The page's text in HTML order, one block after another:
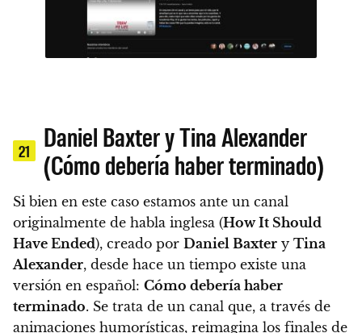
21
Daniel Baxter y Tina Alexander
(Cómo debería haber terminado)
Si bien en este caso estamos ante un canal
originalmente de habla inglesa (How It Should
Have Ended), creado por Daniel Baxter y Tina
Alexander, desde hace un tiempo existe una
versión en español: Cómo debería haber
terminado. Se trata de un canal que, a través de
animaciones humorísticas, reimagina los finales de